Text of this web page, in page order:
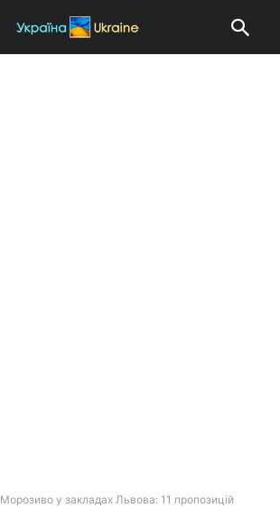
Морозиво у закладах Львова: 11 пропозицій